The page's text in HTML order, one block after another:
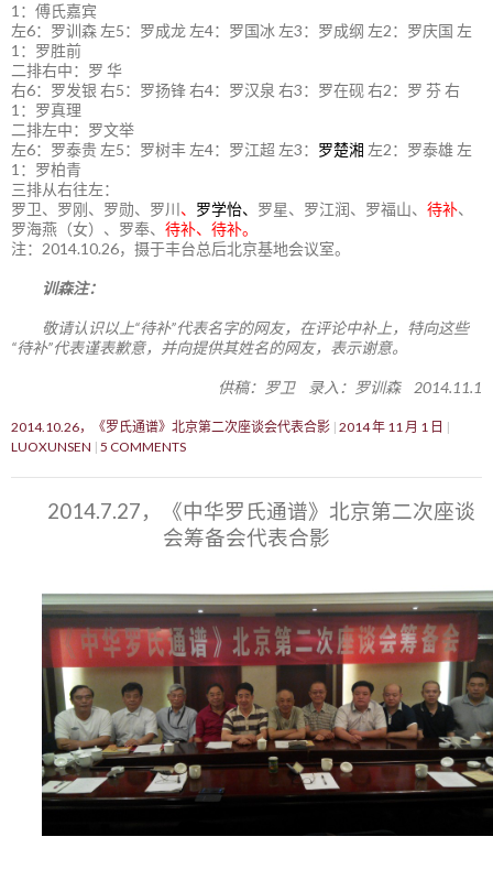
1：傅氏嘉宾
左6：罗训森 左5：罗成龙 左4：罗国冰 左3：罗成纲 左2：罗庆国 左
1：罗胜前
二排右中：罗 华
右6：罗发银 右5：罗扬锋 右4：罗汉泉 右3：罗在砚 右2：罗 芬 右
1：罗真理
二排左中：罗文举
左6：罗泰贵 左5：罗树丰 左4：罗江超 左3： 罗楚湘 左2：罗泰雄 左
1：罗柏青
三排从右往左：
罗卫、罗刚、罗勋、罗川 、 罗学怡、 罗星、罗江润、罗福山、 待补、
罗海燕（女）、罗奉、 待补、待补。
注：2014.10.26，摄于丰台总后北京基地会议室。
训森注：
敬请认识以上“待补”代表名字的网友，在评论中补上，特向这些
“待补”代表谨表歉意，并向提供其姓名的网友，表示谢意。
供稿：罗卫 录入：罗训森 2014.11.1
2014.10.26，《罗氏通谱》北京第二次座谈会代表合影 2014 年 11 月 1 日
LUOXUNSEN 5 COMMENTS
2014.7.27，《中华罗氏通谱》北京第二次座谈
会筹备会代表合影